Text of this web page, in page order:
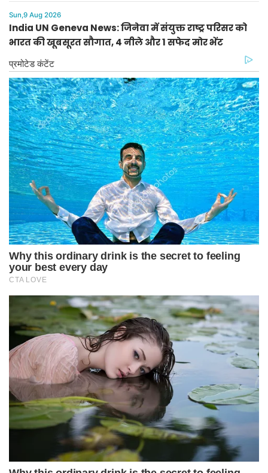
Sun,9 Aug 2026
India UN Geneva News: जिनेवा में संयुक्त राष्ट्र परिसर को
भारत की खूबसूरत सौगात, 4 नीले और 1 सफेद मोर भेंट